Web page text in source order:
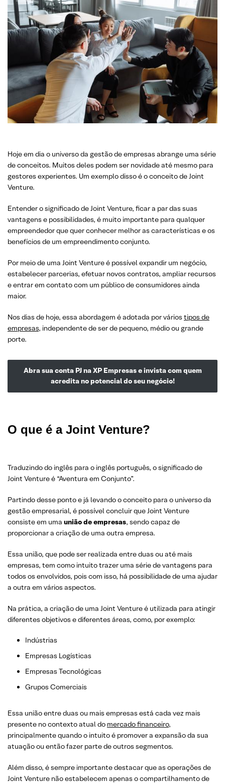
Hoje em dia o universo da gestão de empresas abrange uma série
de conceitos. Muitos deles podem ser novidade até mesmo para
gestores experientes. Um exemplo disso é o conceito de Joint
Venture.
Entender o significado de Joint Venture, ficar a par das suas
vantagens e possibilidades, é muito importante para qualquer
empreendedor que quer conhecer melhor as características e os
benefícios de um empreendimento conjunto.
Por meio de uma Joint Venture é possível expandir um negócio,
estabelecer parcerias, efetuar novos contratos, ampliar recursos
e entrar em contato com um público de consumidores ainda
maior.
Nos dias de hoje, essa abordagem é adotada por vários tipos de
empresas, independente de ser de pequeno, médio ou grande
porte.
Abra sua conta PJ na XP Empresas e invista com quem
acredita no potencial do seu negócio!
O que é a Joint Venture?
Traduzindo do inglês para o inglês português, o significado de
Joint Venture é “Aventura em Conjunto”.
Partindo desse ponto e já levando o conceito para o universo da
gestão empresarial, é possível concluir que Joint Venture
consiste em uma união de empresas, sendo capaz de
proporcionar a criação de uma outra empresa.
Essa união, que pode ser realizada entre duas ou até mais
empresas, tem como intuito trazer uma série de vantagens para
todos os envolvidos, pois com isso, há possibilidade de uma ajudar
a outra em vários aspectos.
Na prática, a criação de uma Joint Venture é utilizada para atingir
diferentes objetivos e diferentes áreas, como, por exemplo:
Indústrias
Empresas Logísticas
Empresas Tecnológicas
Grupos Comerciais
Essa união entre duas ou mais empresas está cada vez mais
presente no contexto atual do mercado financeiro,
principalmente quando o intuito é promover a expansão da sua
atuação ou então fazer parte de outros segmentos.
Além disso, é sempre importante destacar que as operações de
Joint Venture não estabelecem apenas o compartilhamento de